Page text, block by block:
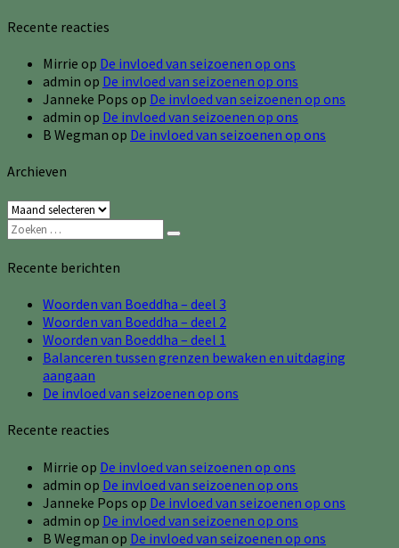
Recente reacties
Mirrie op De invloed van seizoenen op ons
admin op De invloed van seizoenen op ons
Janneke Pops op De invloed van seizoenen op ons
admin op De invloed van seizoenen op ons
B Wegman op De invloed van seizoenen op ons
Archieven
Archieven
Zoeken
naar:
Zoeken
Recente berichten
Woorden van Boeddha – deel 3
Woorden van Boeddha – deel 2
Woorden van Boeddha – deel 1
Balanceren tussen grenzen bewaken en uitdaging
aangaan
De invloed van seizoenen op ons
Recente reacties
Mirrie op De invloed van seizoenen op ons
admin op De invloed van seizoenen op ons
Janneke Pops op De invloed van seizoenen op ons
admin op De invloed van seizoenen op ons
B Wegman op De invloed van seizoenen op ons